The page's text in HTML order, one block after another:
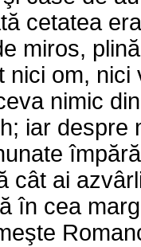
cetatea
miros,
nici om, nici
nimic
iar despre
cât ai
în cea